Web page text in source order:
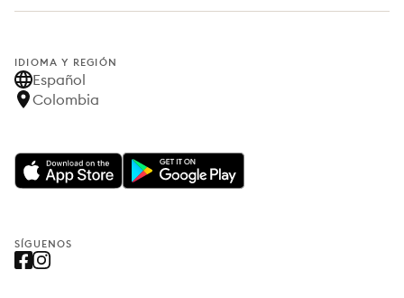
IDIOMA Y REGIÓN
Español
Colombia
SÍGUENOS